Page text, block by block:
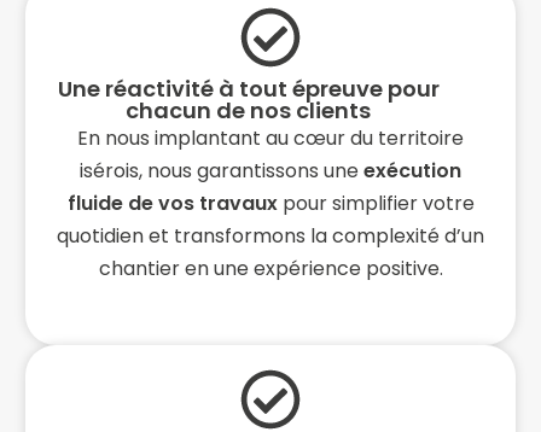
Une réactivité à tout épreuve pour
chacun de nos clients
En nous implantant au cœur du territoire
isérois, nous garantissons uneexécution
fluide de vos travauxpour simplifier votre
quotidien et transformons la complexité d’un
chantier en une expérience positive.